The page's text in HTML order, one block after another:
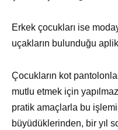
Erkek çocukları ise
uçakların bulunduğu
Çocukların kot
mutlu etmek için
pratik amaçlarla bu
büyüdüklerinden, bir yıl